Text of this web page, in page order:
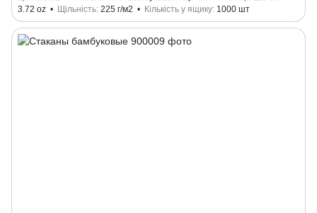
3.72 oz
Щільність 225 г/м2 Кількість у ящику 1000 шт